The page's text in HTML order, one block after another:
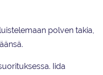
polven takia,
Iida